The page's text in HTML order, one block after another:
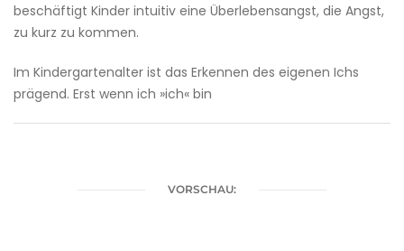
beschäftigt Kinder intuitiv eine Überlebensangst, die Angst,
zu kurz zu kommen.
Im Kindergartenalter ist das Erkennen des eigenen Ichs
prägend. Erst wenn ich »ich« bin
VORSCHAU: